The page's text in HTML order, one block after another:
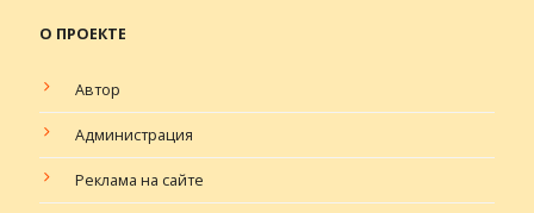
О ПРОЕКТЕ
Автор
Администрация
Реклама на сайте